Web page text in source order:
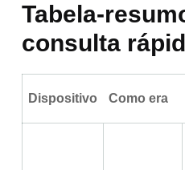
Tabela-
consulta
Dispositivo Como era